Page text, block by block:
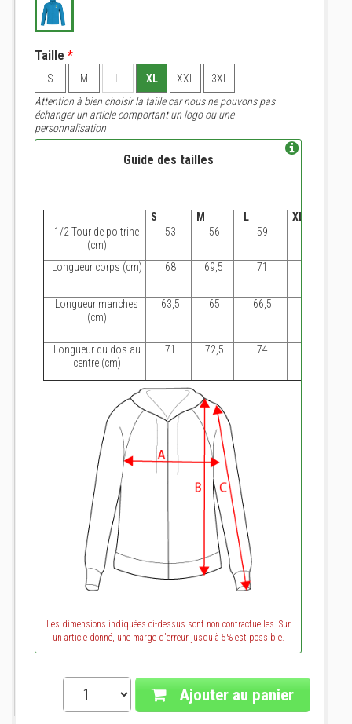
Taille *
S M XL XXL
3XL
Attention à bien choisir la taille car nous ne pouvons pas
échanger un article comportant un logo ou une
personnalisation
Guide des tailles
S M L XL
1/2 Tour de poitrine
(cm)
53 56 59
Longueur corps (cm) 68 69,5 71
Longueur manches
(cm)
63,5 65 66,5
Longueur du dos au
centre (cm)
71 72,5 74
Les dimensions indiquées ci-dessus sont non contractuelles. Sur
un article donné, une marge d'erreur jusqu'à 5% est possible.
Ajouter au panier